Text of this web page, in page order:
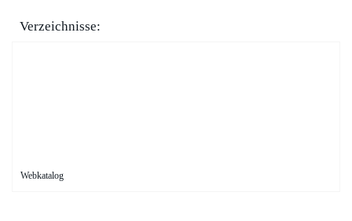
Verzeichnisse:
Webkatalog